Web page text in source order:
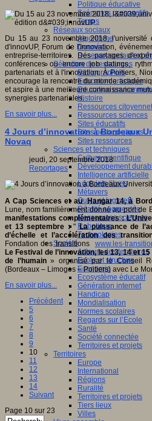
Politique éducative
Scénarios prospectifs
Temps
Réseaux sociaux
Algorithme
Données
Réseaux sociaux et
Sélection de ressources
Bibliographies
Education artistique
Education
Histoire
Ressources
Ressources sciences
Sites éducatifs
Sites pédagogiques
Sites ressources
Sciences et techniques
Culture scientifique
Développement
Intelligence artificielle
Logiciels libres
Métavers
Outils et logiciels
Réalité augmentée
Ressources sciences
Robotique
Technologies
Société
Acteurs des territoires
Ecole et structure
Economie
Ecosystème éducatif
Génération internet
Handicap
Mondialisation
Normes scolaires
Regards sur l’Ecole
Santé
Société connectée
Territoires et projets
Territoires
Europe
International
Régions
Ruralité
Territoires et projets
Tiers lieux
Villes
Du 15 au 23 novembre 2018,
d'innovUP, Forum de l'innovation,
entreprise-territoires. Des partages
conférences ou encore job datings,
partenariats et à l'innovation. À Poitiers,
encourage la rencontre du monde
et aspire à une meilleure connaissance
synergies partenariales.
En savoir plus...
4 Jours d’innovation à Bordeaux
Novaq
jeudi, 20 septembre 2018
Reportages
A Cap Sciences et au Hangar 14, à
Lune, nom familièrement donné au port de
manifestations complémentaires :
et 13 septembre :" La puissance de
d’échelle et l’accélération des
Fondation des transitions www.les-
Le Festival de l’innovation, les 13, 14 et
de l’humain» organisé par le Conseil
(Bordeaux – Limoges – Poitiers) avec Le
En savoir plus...
Précédent
5
6
7
8
9
10
11
12
13
14
Suivant
Page 10 sur 23